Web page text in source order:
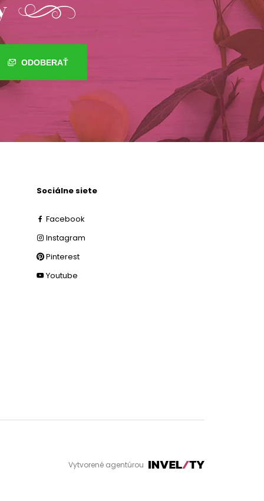
ODOBERAŤ
Sociálne siete
Facebook
Instagram
Pinterest
Youtube
Vytvorené agentúrou